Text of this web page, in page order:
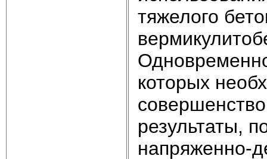
тяжелого
которых
результаты,
напряженно-